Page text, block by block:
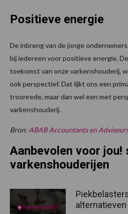
Positieve energie
De inbreng van de jonge
bij iedereen voor positieve energie.
toekomst van onze varkenshouderij,
ook perspectief. Dat lijkt ons een
troonrede, maar dan wel een met
varkenshouderij.
Bron: ABAB Accountants en
Aanbevolen voor jou!
varkenshouderijen